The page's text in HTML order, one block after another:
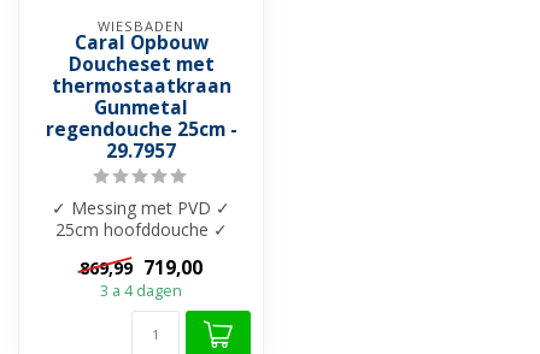
WIESBADEN
Caral Opbouw
Doucheset met
thermostaatkraan
Gunmetal
regendouche 25cm -
29.7957
✓ Messing met PVD ✓
25cm hoofddouche ✓
Hoogte verstelbaar ✓
Beschikbaar in 6 kle...
869,99 719,00
3 a 4 dagen